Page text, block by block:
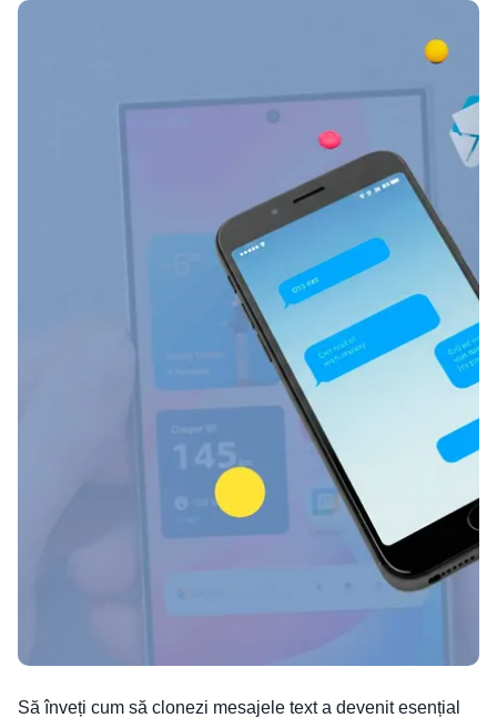
Să înveți cum să clonezi mesajele text a devenit esențial